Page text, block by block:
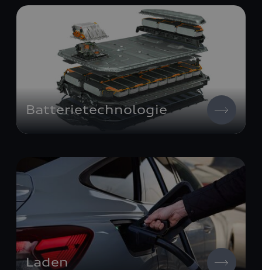
Batterietechnologie
Laden